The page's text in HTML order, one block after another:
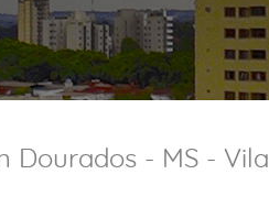
Dourados - MS - Vila